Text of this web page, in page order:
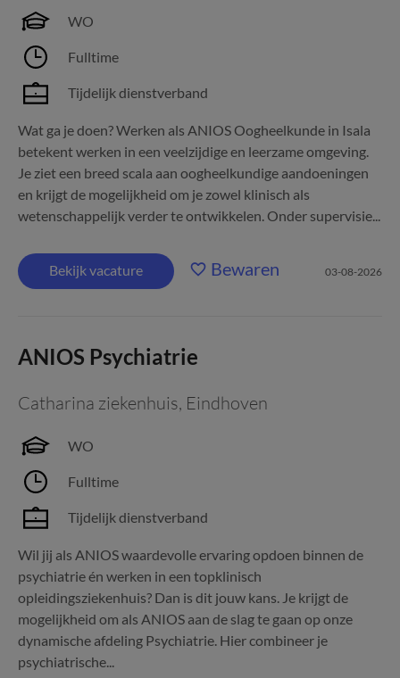
WO
Fulltime
Tijdelijk dienstverband
Wat ga je doen? Werken als ANIOS Oogheelkunde in Isala
betekent werken in een veelzijdige en leerzame omgeving.
Je ziet een breed scala aan oogheelkundige aandoeningen
en krijgt de mogelijkheid om je zowel klinisch als
wetenschappelijk verder te ontwikkelen. Onder supervisie...
Bekijk vacature Bewaren 03-08-2026
ANIOS Psychiatrie
Catharina ziekenhuis, Eindhoven
WO
Fulltime
Tijdelijk dienstverband
Wil jij als ANIOS waardevolle ervaring opdoen binnen de
psychiatrie én werken in een topklinisch
opleidingsziekenhuis? Dan is dit jouw kans. Je krijgt de
mogelijkheid om als ANIOS aan de slag te gaan op onze
dynamische afdeling Psychiatrie. Hier combineer je
psychiatrische...